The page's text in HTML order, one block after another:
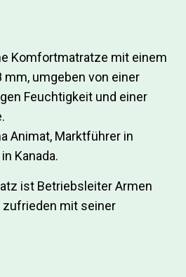
Komfortmatratze mit einem
mm, umgeben von einer
Feuchtigkeit und einer
Animat, Marktführer in
Kanada.
ist Betriebsleiter Armen
zufrieden mit seiner